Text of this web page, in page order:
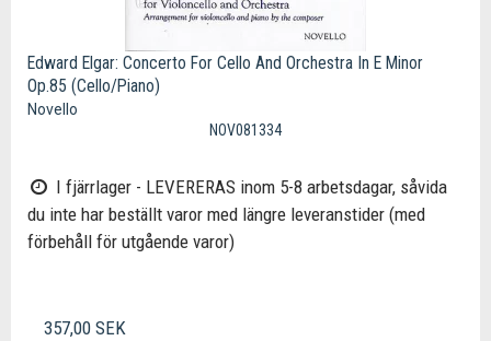
Edward Elgar: Concerto For Cello And Orchestra In E Minor
Op.85 (Cello/Piano)
Novello
NOV081334
I fjärrlager - LEVERERAS inom 5-8 arbetsdagar, såvida
du inte har beställt varor med längre leveranstider (med
förbehåll för utgående varor)
357,00 SEK